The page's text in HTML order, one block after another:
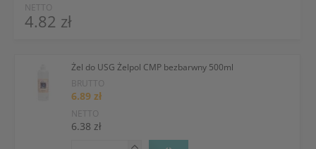
NETTO
4.82 zł
Żel do USG Żelpol CMP bezbarwny 500ml
BRUTTO
6.89 zł
NETTO
6.38 zł